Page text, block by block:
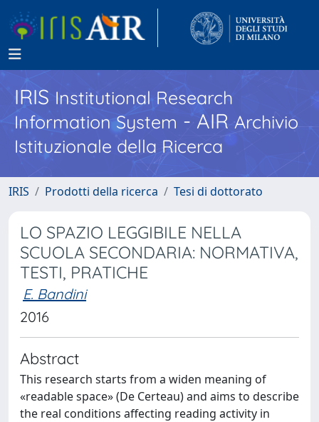
IRISInstitutional Research
Information System - AIR Archivio
Istituzionale della Ricerca
IRIS Prodotti della ricerca Tesi di dottorato
LO SPAZIO LEGGIBILE NELLA
SCUOLA SECONDARIA: NORMATIVA,
TESTI, PRATICHE
E. Bandini
2016
Abstract
This research starts from a widen meaning of
«readable space» (De Certeau) and aims to describe
the real conditions affecting reading activity in